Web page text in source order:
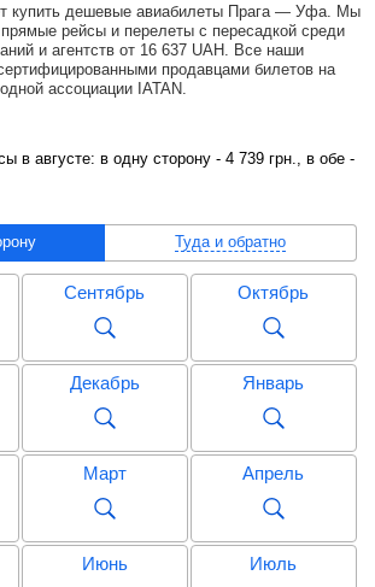
купить дешевые авиабилеты Прага — Уфа. Мы
рейсы и перелеты с пересадкой среди
и агентств от 16 637 UAH . Все наши
продавцами билетов на
ассоциации IATAN.
в августе: в одну сторону - 4 739 грн ., в обе -
Туда и обратно
Сентябрь Октябрь
Декабрь Январь
Март Апрель
Июнь Июль